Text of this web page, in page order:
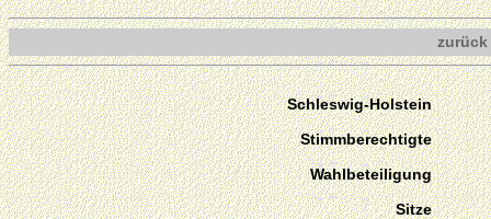
zurück
Schleswig-Holstein
Stimmberechtigte
Wahlbeteiligung
Sitze